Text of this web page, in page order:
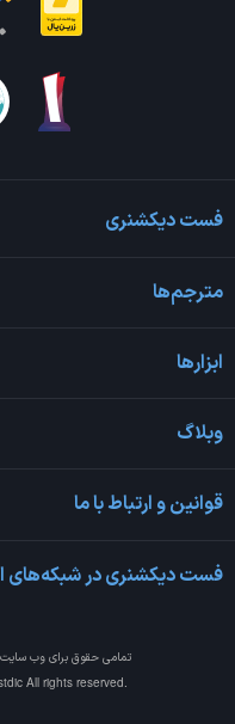
فست دیکشنری
مترجم‌ها
ابزارها
وبلاگ
قوانین و ارتباط با ما
فست دیکشنری در شبکه‌های
تمامی حقوق برای وب سایت
All rights reserved.